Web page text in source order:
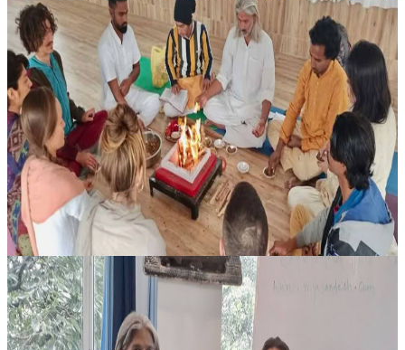
Yoga Ritiro a Rishikesh India
Questo ritiro nasce da uno stile di vita yogico e propone un percorso
strutturato, pensato per aiutare i partecipanti a portare nella
quotidianità un programma di Yoga chiaro e concreto. Riunisce
prat...
1100,00 €
11 agosto 2026 07:30
Rishikesh, India
Ritiro di meditazione a Rishikesh, India